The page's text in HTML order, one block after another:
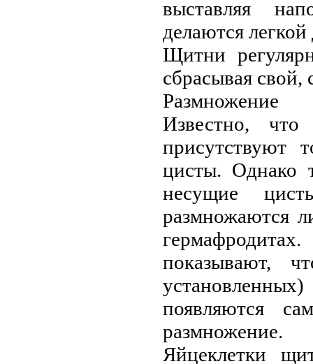
выставляя
делаются
Щитни
сбрасывая
Размножение
Известно,
присутствуют
цисты. Однако
нeсущие
размножаются
показывают,
появляются
размножение.
Яйцеклетки